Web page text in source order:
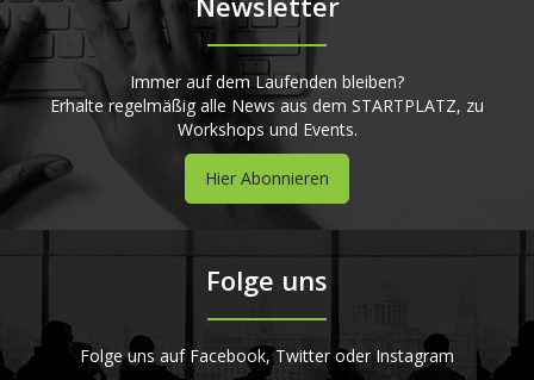
Immer auf dem Laufenden bleiben?
Erhalte regelmäßig alle News aus dem STARTPLATZ, zu
Workshops und Events.
Hier Abonnieren
Folge uns
Folge uns auf Facebook, Twitter oder Instagram